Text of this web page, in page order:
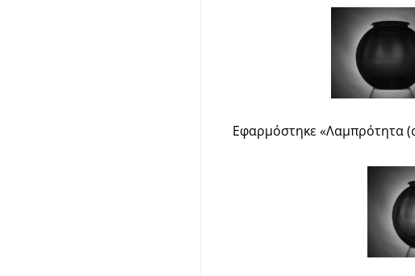
Εφαρμόστηκε «Λαμπρότητα